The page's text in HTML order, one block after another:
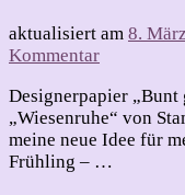
aktualisiert am 8.
Kommentarzu
für
meinen
Designerpapier
„Wiesenruhe“ von
meine neue Idee für
Frühling – …